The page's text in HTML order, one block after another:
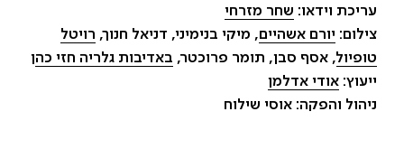
עריכת וידאו: שחר מזרחי
צילום: יורם אשהיים, מיקי בנימיני, דניאל חנוך, רויטל
טופיול, אסף סבן, תומר פרוכטר, באדיבות גלריה חזי כהן
ייעוץ: אודי אדלמן
ניהול והפקה: אוסי שילוח